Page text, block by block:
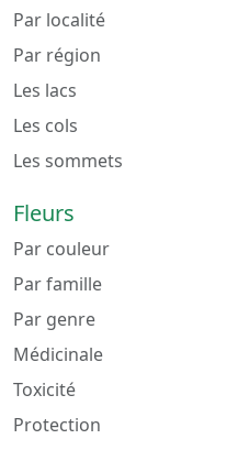
Par localité
Par région
Les lacs
Les cols
Les sommets
Fleurs
Par couleur
Par famille
Par genre
Médicinale
Toxicité
Protection